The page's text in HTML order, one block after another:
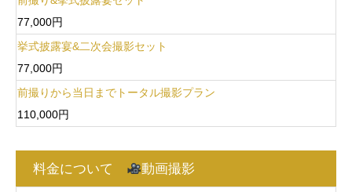
77,000円
挙式披露宴&二次会撮影セット
77,000円
前撮りから当日までトータル撮影プラン
110,000円
料金について 動画撮影